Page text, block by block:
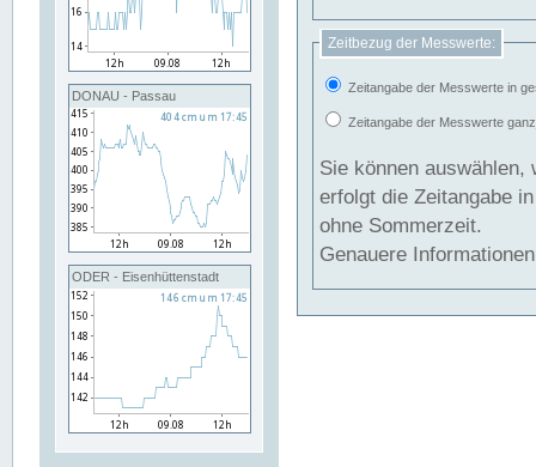
DONAU - Passau
ODER - Eisenhüttenstadt
Zeitbezug der Messwerte:
Zeitangabe der Messwerte in
Zeitangabe der Messwerte
Sie können auswählen,
erfolgt die Zeitangabe
ohne Sommerzeit.
Genauere